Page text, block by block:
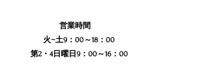
営業時間
火~土9：00～18：00
第2・4日曜日9：00～16：00